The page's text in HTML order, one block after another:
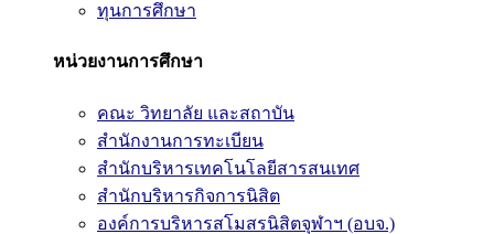
ทุนการศึกษา
หน่วยงานการศึกษา
คณะ วิทยาลัย และสถาบัน
สำนักงานการทะเบียน
สำนักบริหารเทคโนโลยีสารสนเทศ
สำนักบริหารกิจการนิสิต
องค์การบริหารสโมสรนิสิตจุฬาฯ (อบจ.)